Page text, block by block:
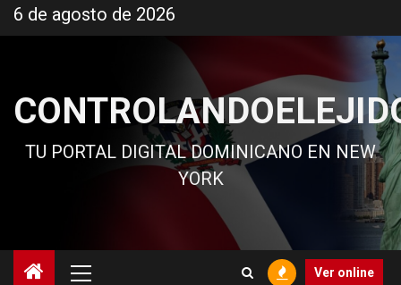
al
6 de agosto de 2026
TU PORTAL DIGITAL DOMINICANO EN NEW
YORK
principal
Ver online